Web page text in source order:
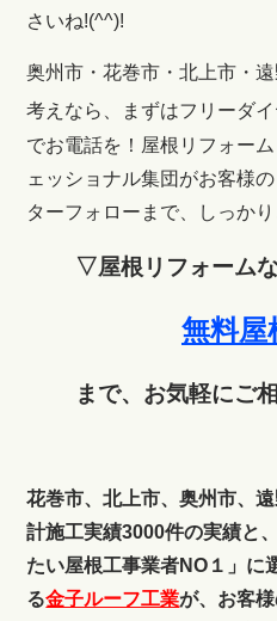
さいね!(^^)!
奥州市・花巻市・北上市・
考えなら、まずはフリーダ
でお電話を！ 屋根リフォー
ェッショナル集団がお客様
ターフォローまで、しっか
▽屋根リフォーム
無料屋
まで、お気軽にご
花巻市、北上市、奥州市、
計施工実績3000件の実績と
たい屋根工事業者NO１」に
る金子ルーフ工業が、お客